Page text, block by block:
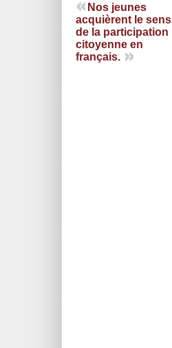
Nos jeunes
acquièrent le sens
de la participation
citoyenne en
français.